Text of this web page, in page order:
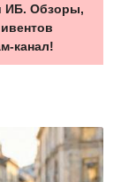
ИБ. Обзоры,
канал!